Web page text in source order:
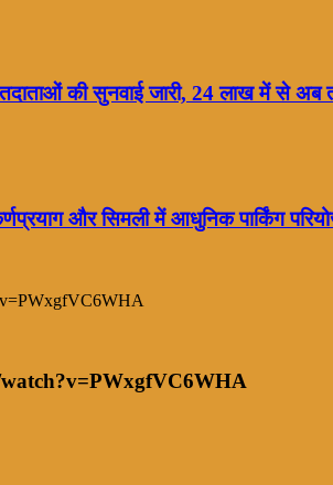
की सुनवाई जारी, 24 लाख में से
और सिमली में आधुनिक पार्किंग